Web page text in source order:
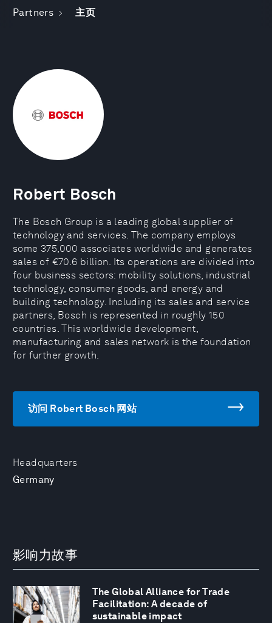
Partners 主页
Headquarters
Germany
Robert Bosch
The Bosch Group is a leading global supplier of
technology and services. The company employs
some 375,000 associates worldwide and generates
sales of €70.6 billion. Its operations are divided into
four business sectors: mobility solutions, industrial
technology, consumer goods, and energy and
building technology. Including its sales and service
partners, Bosch is represented in roughly 150
countries. This worldwide development,
manufacturing and sales network is the foundation
for further growth.
访问 Robert Bosch 网站
影响力故事
The Global Alliance for Trade
Facilitation: A decade of
sustainable impact